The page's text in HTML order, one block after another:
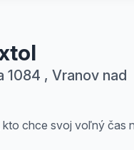
1084 , Vranov nad
kto chce svoj voľný čas